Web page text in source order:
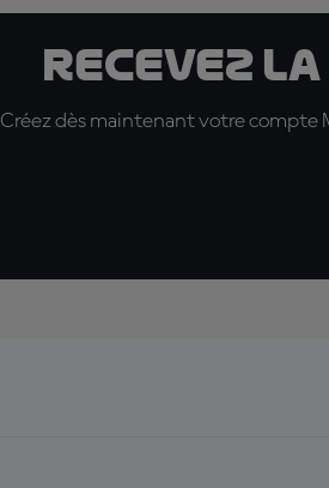
Recevez
Créez dès maintenant votre compte